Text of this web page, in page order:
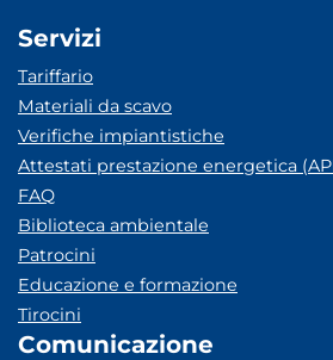
Servizi
Tariffario
Materiali da scavo
Verifiche impiantistiche
Attestati prestazione energetica
FAQ
Biblioteca ambientale
Patrocini
Educazione e formazione
Tirocini
Comunicazione